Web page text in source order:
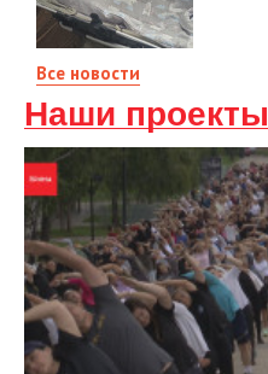
Все новости
Наши проекты